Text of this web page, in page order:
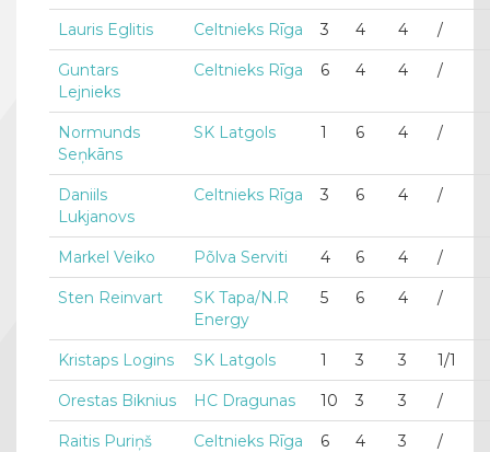
Lauris Eglitis Celtnieks Rīga 3 4 4 /
Guntars
Lejnieks
Celtnieks Rīga 6 4 4 /
Normunds
Seņkāns
SK Latgols 1 6 4 /
Daniils
Lukjanovs
Celtnieks Rīga 3 6 4 /
Markel Veiko Põlva Serviti 4 6 4 /
Sten Reinvart
SK Tapa/N.R
Energy
5 6 4 /
Kristaps Logins SK Latgols 1 3 3 1/1
Orestas Biknius HC Dragunas 10 3 3 /
Raitis Puriņš Celtnieks Rīga 6 4 3 /